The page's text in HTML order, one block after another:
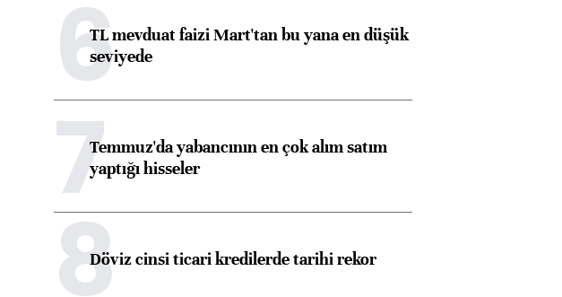
6TL mevduat faizi Mart'tan bu yana en düşük
seviyede
7Temmuz'da yabancının en çok alım satım
yaptığı hisseler
8Döviz cinsi ticari kredilerde tarihi rekor